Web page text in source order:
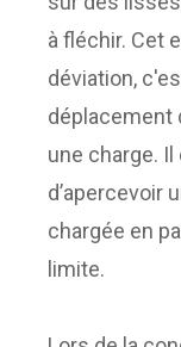
à fléchir. Cet
déviation,
déplacement
une charge.
d’apercevoir
chargée en
limite.